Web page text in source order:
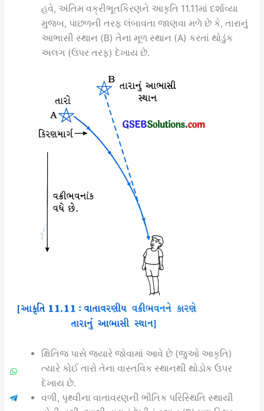
હવે, અંતિમ વક્રીભૂતકિરણને આકૃતિ 11.11માં દર્શાવ્યા
મુજબ, પાછળની તરફ લંબાવતા જાણવા મળે છે કે, તારાનું
આભાસી સ્થાન (B) તેના મૂળ સ્થાન (A) કરતાં થોડુંક
અલગ (ઉપર તરફ) દેખાય છે.
ક્ષિતિજ પાસે જ્યારે જોવામાં આવે છે (જુઓ આકૃતિ)
ત્યારે કોઈ તારો તેના વાસ્તવિક સ્થાનથી થોડોક ઉપર
દેખાય છે.
વળી, પૃથ્વીના વાતાવરણની ભૌતિક પરિસ્થિતિ સ્થાયી